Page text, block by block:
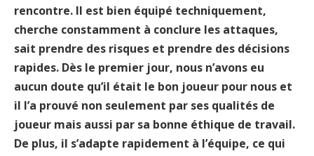
rencontre. Il est bien équipé techniquement,
cherche constamment à conclure les attaques,
sait prendre des risques et prendre des décisions
rapides. Dès le premier jour, nous n’avons eu
aucun doute qu’il était le bon joueur pour nous et
il l’a prouvé non seulement par ses qualités de
joueur mais aussi par sa bonne éthique de travail.
De plus, il s’adapte rapidement à l’équipe, ce qui